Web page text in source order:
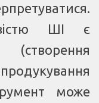
ШІ є
(створення
може